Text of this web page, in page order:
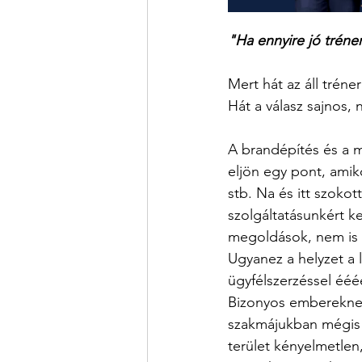
"Ha ennyire jó
Mert hát az áll
Hát a válasz sajnos,
A brandépítés és a
eljön egy pont,
stb. Na és itt
szolgáltatásunkért
megoldások, nem is
Ugyanez a helyzet
ügyfélszerzéssel
Bizonyos
szakmájukban
terület